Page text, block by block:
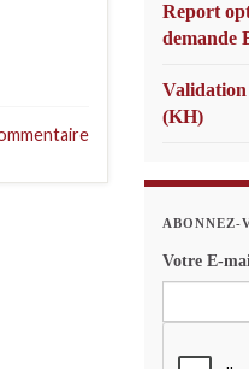
Report
demande
Validation
(KH)
ABONNEZ-
Votre E-